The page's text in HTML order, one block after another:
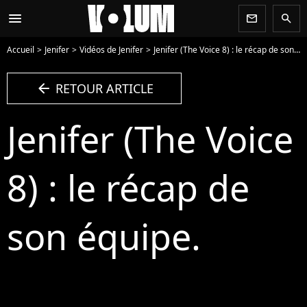
menu newsletter search
Accueil Jenifer Vidéos de Jenifer Jenifer (The Voice 8) : le récap de son équipe. - Vidéo
arrow_left RETOUR ARTICLE
Jenifer (The Voice
8) : le récap de
son équipe.